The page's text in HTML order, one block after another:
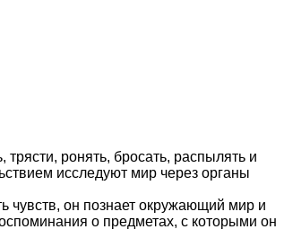
ронять, бросать, распылять и
исследуют мир через органы
чувств, он познает окружающий мир и
о предметах, с которыми он